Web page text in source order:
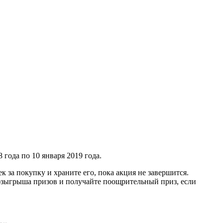
по 10 января 2019 года.
покупку и храните его, пока акция не завершится.
призов и получайте поощрительный приз, если